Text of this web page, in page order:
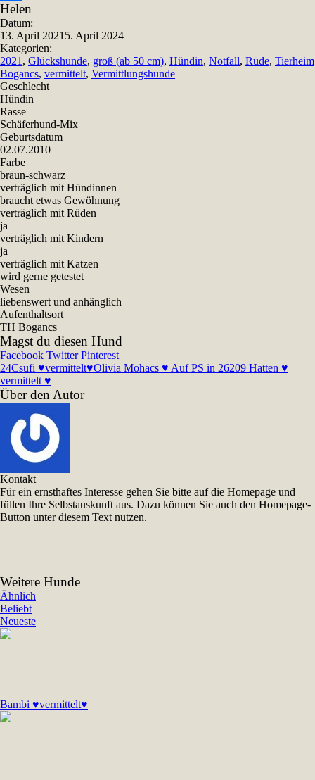
Teilen
Helen
Datum:
13. April 2021 5. April 2024
Kategorien:
2021 , Glückshunde, groß (ab 50 cm), Hündin, Notfall, Rüde, Tierheim
Bogancs, vermittelt, Vermittlungshunde
Geschlecht
Hündin
Rasse
Schäferhund-Mix
Geburtsdatum
02.07.2010
Farbe
braun-schwarz
verträglich mit Hündinnen
braucht etwas Gewöhnung
verträglich mit Rüden
ja
verträglich mit Kindern
ja
verträglich mit Katzen
wird gerne getestet
Wesen
liebenswert und anhänglich
Aufenthaltsort
TH Bogancs
Magst du diesen Hund
Facebook Twitter Pinterest
24Csufi ♥vermittelt♥Olivia Mohacs ♥ Auf PS in 26209 Hatten ♥
vermittelt ♥
Über den Autor
Kontakt
Für ein ernsthaftes Interesse gehen Sie bitte auf die Homepage und
füllen Ihre Selbstauskunft aus. Dazu können Sie auch den Homepage-
Button unter diesem Text nutzen.
Weitere Hunde
Ähnlich
Beliebt
Neueste
Bambi ♥vermittelt♥